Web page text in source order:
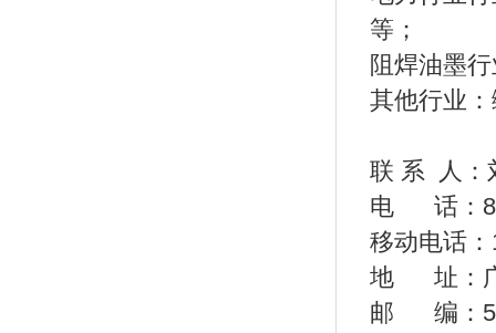
等；
阻焊油墨
其他行业
联 系 人：
电 话：
移动电话
地 址：广
邮 编：